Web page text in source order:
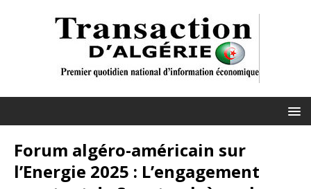
Forum algéro-américain sur
l’Energie 2025 : L’engagement